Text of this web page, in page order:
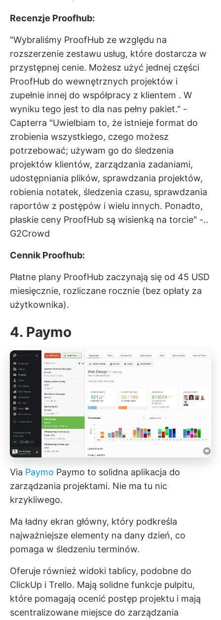
Recenzje Proofhub:
"Wybraliśmy ProofHub ze względu na
rozszerzenie zestawu usług, które dostarcza w
przystępnej cenie. Możesz użyć jednej części
ProofHub do wewnętrznych projektów i
zupełnie innej do współpracy z klientem . W
wyniku tego jest to dla nas pełny pakiet." -
Capterra "Uwielbiam to, że istnieje format do
zrobienia wszystkiego, czego możesz
potrzebować; używam go do śledzenia
projektów klientów, zarządzania zadaniami,
udostępniania plików, sprawdzania projektów,
robienia notatek, śledzenia czasu, sprawdzania
raportów z postępów i wielu innych. Ponadto,
płaskie ceny ProofHub są wisienką na torcie" -..
G2Crowd
Cennik Proofhub:
Płatne plany ProofHub zaczynają się od 45 USD
miesięcznie, rozliczane rocznie (bez opłaty za
użytkownika).
4. Paymo
Via Paymo Paymo to solidna aplikacja do
zarządzania projektami. Nie ma tu nic
krzykliwego.
Ma ładny ekran główny, który podkreśla
najważniejsze elementy na dany dzień, co
pomaga w śledzeniu terminów.
Oferuje również widoki tablicy, podobne do
ClickUp i Trello. Mają solidne funkcje pulpitu,
które pomagają ocenić postęp projektu i mają
scentralizowane miejsce do zarządzania